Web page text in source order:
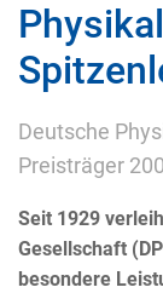
Deutsche
Preisträger
Seit 1929
Gesellschaft
besondere